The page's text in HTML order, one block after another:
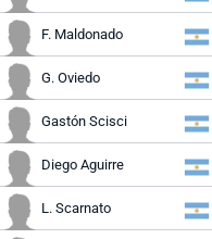
F. Maldonado
G. Oviedo
Gastón Scisci
Diego Aguirre
L. Scarnato